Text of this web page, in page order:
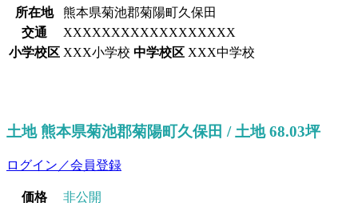
所在地
熊本県菊池郡菊陽町久保田
交通
XXXXXXXXXXXXXXXXXX
小学校区 XXX小学校 中学校区 XXX中学校
土地 熊本県菊池郡菊陽町久保田 / 土地 68.03坪
ログイン／会員登録
価格
非公開